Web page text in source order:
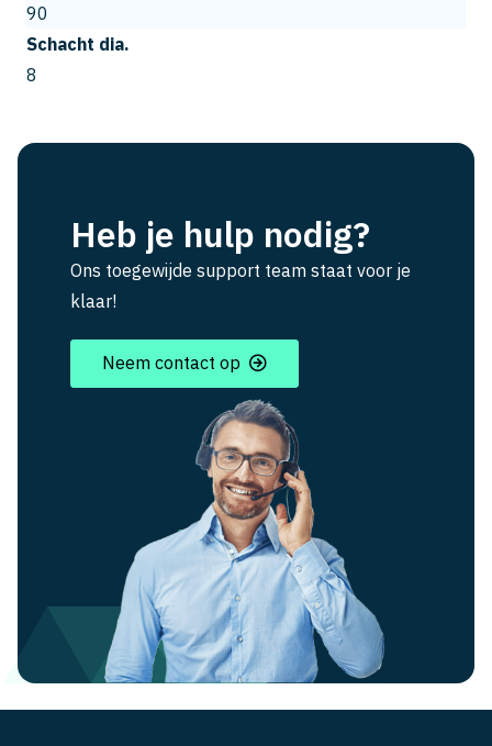
90
Schacht dia.
8
Heb je hulp nodig?
Ons toegewijde support team staat voor je
klaar!
Neem contact op